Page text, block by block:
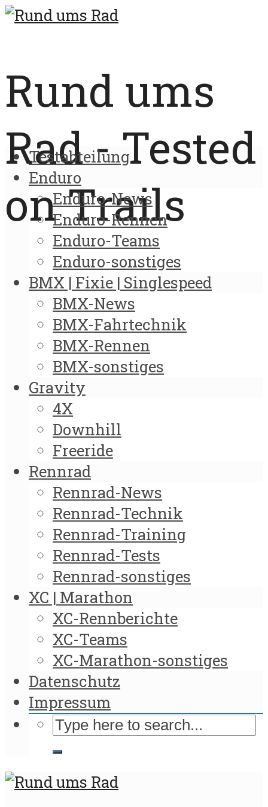
Rund ums
Rad - Tested
on Trails
Testabteilung
Enduro
Enduro-News
Enduro-Rennen
Enduro-Teams
Enduro-sonstiges
BMX | Fixie | Singlespeed
BMX-News
BMX-Fahrtechnik
BMX-Rennen
BMX-sonstiges
Gravity
4X
Downhill
Freeride
Rennrad
Rennrad-News
Rennrad-Technik
Rennrad-Training
Rennrad-Tests
Rennrad-sonstiges
XC | Marathon
XC-Rennberichte
XC-Teams
XC-Marathon-sonstiges
Datenschutz
Impressum